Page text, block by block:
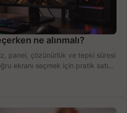
ne alınmalı?
panel, çözünürlük ve tepki süresi
ekranı seçmek için pratik satın